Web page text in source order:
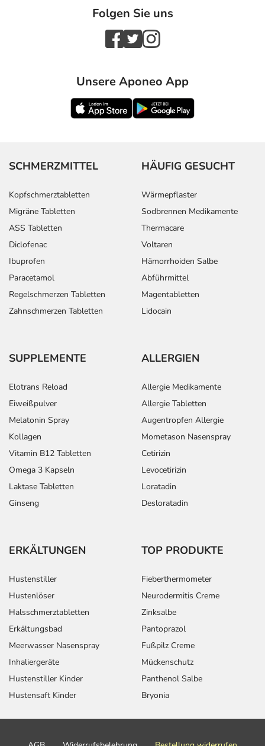
Folgen Sie uns
Unsere Aponeo App
SCHMERZMITTEL
Kopfschmerztabletten
Migräne Tabletten
ASS Tabletten
Diclofenac
Ibuprofen
Paracetamol
Regelschmerzen Tabletten
Zahnschmerzen Tabletten
HÄUFIG GESUCHT
Wärmepflaster
Sodbrennen Medikamente
Thermacare
Voltaren
Hämorrhoiden Salbe
Abführmittel
Magentabletten
Lidocain
SUPPLEMENTE
Elotrans Reload
Eiweißpulver
Melatonin Spray
Kollagen
Vitamin B12 Tabletten
Omega 3 Kapseln
Laktase Tabletten
Ginseng
ALLERGIEN
Allergie Medikamente
Allergie Tabletten
Augentropfen Allergie
Mometason Nasenspray
Cetirizin
Levocetirizin
Loratadin
Desloratadin
ERKÄLTUNGEN
Hustenstiller
Hustenlöser
Halsschmerztabletten
Erkältungsbad
Meerwasser Nasenspray
Inhaliergeräte
Hustenstiller Kinder
Hustensaft Kinder
TOP PRODUKTE
Fieberthermometer
Neurodermitis Creme
Zinksalbe
Pantoprazol
Fußpilz Creme
Mückenschutz
Panthenol Salbe
Bryonia